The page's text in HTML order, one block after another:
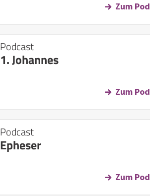
Zum
Podcast
1. Johannes
Zum
Podcast
Epheser
Zum